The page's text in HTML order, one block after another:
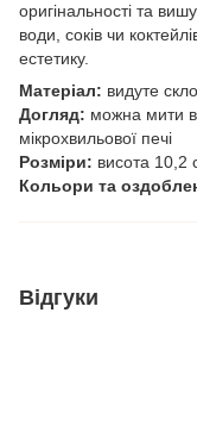
оригінальності та
води, соків чи
естетику.
Матеріал: видуте скло
Догляд: можна мити
мікрохвильової печі
Розміри: висота 10,2
Кольори та
Відгуки